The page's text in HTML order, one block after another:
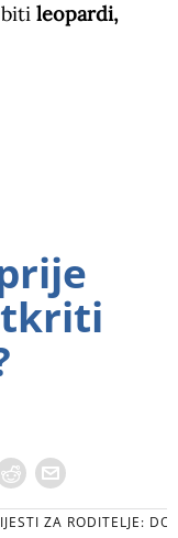
biti leopardi,
ZA RODITELJE: